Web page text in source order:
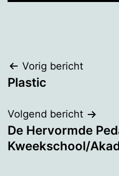
Bericht
navigatie
Vorig bericht
Plastic
Volgend bericht
De Hervormde
Kweekschool/